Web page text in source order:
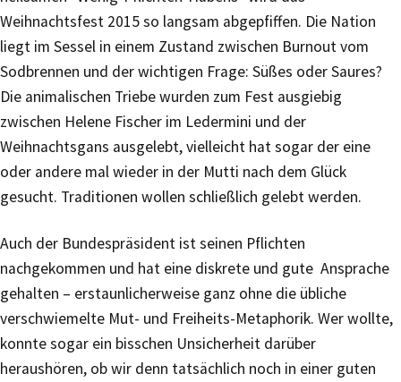
Weihnachtsfest 2015 so langsam abgepfiffen. Die Nation
liegt im Sessel in einem Zustand zwischen Burnout vom
Sodbrennen und der wichtigen Frage: Süßes oder Saures?
Die animalischen Triebe wurden zum Fest ausgiebig
zwischen Helene Fischer im Ledermini und der
Weihnachtsgans ausgelebt, vielleicht hat sogar der eine
oder andere mal wieder in der Mutti nach dem Glück
gesucht. Traditionen wollen schließlich gelebt werden.
Auch der Bundespräsident ist seinen Pflichten
nachgekommen und hat eine diskrete und gute Ansprache
gehalten – erstaunlicherweise ganz ohne die übliche
verschwiemelte Mut- und Freiheits-Metaphorik. Wer wollte,
konnte sogar ein bisschen Unsicherheit darüber
heraushören, ob wir denn tatsächlich noch in einer guten